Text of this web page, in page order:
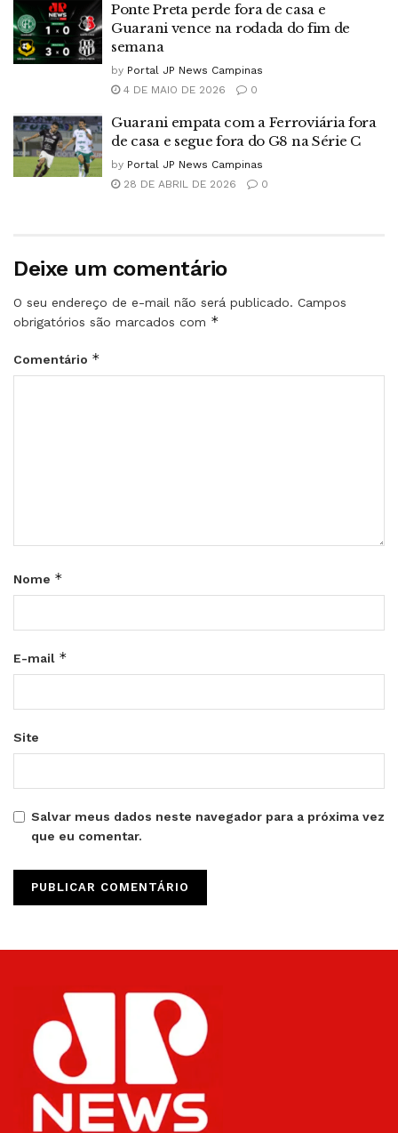
Ponte Preta perde fora de casa e
Guarani vence na rodada do fim de
semana
by Portal JP News Campinas
4 DE MAIO DE 2026
0
Guarani empata com a Ferroviária fora
de casa e segue fora do G8 na Série C
by Portal JP News Campinas
28 DE ABRIL DE 2026
0
Deixe um comentário
O seu endereço de e-mail não será publicado. Campos
obrigatórios são marcados com *
Comentário *
Nome *
E-mail *
Site
Salvar meus dados neste navegador para a próxima vez
que eu comentar.